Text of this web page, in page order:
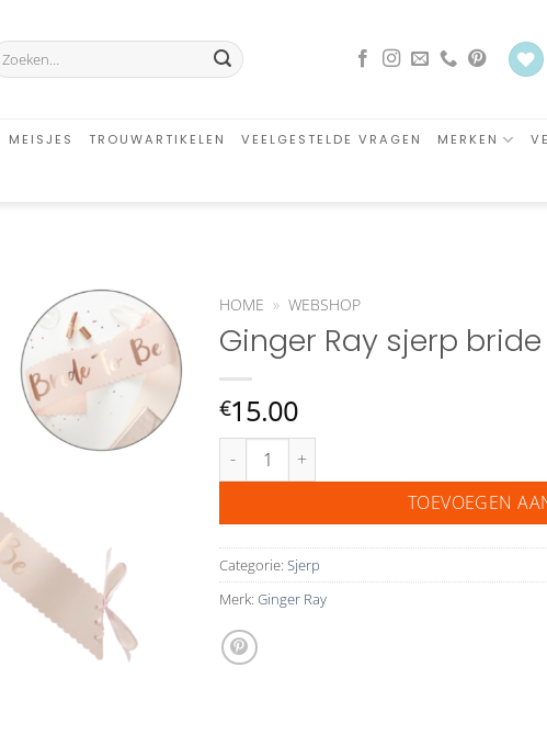
MEISJES TROUWARTIKELEN VEELGESTELDE VRAGEN MERKEN
Aan
verlanglijst
toevoegen
HOME » WEBSHOP
Ginger Ray sjerp
€15.00
Ginger Ray sjerp bride to be rose goudkleurig
TOEVOEGEN
Categorie: Sjerp
Merk: Ginger Ray